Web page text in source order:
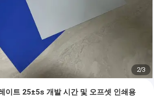
2/3
이트 25±5s 개발 시간 및 오프셋 인쇄용